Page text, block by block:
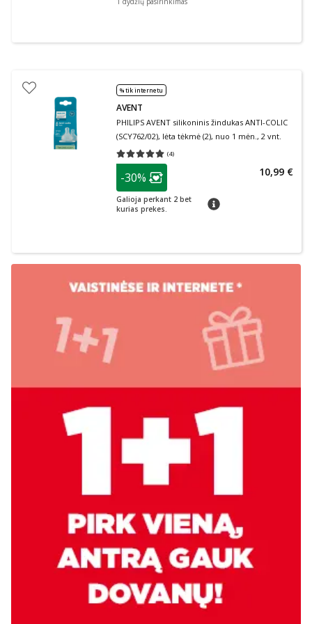
% tik internetu
AVENT
PHILIPS AVENT silikoninis žindukas ANTI-COLIC
(SCY762/02), lėta tėkmė (2), nuo 1 mėn., 2 vnt.
(4)
Vidutinis įvertinimas 5.00
patarimas
Lojalumo klubo narių nuolaida
-30%
Galioja perkant 2 bet
kurias prekes.
patarimas
10,99 €